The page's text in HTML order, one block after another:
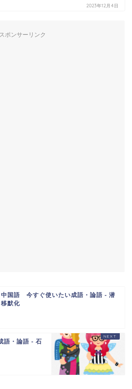
2023年12月4日
スポンサーリンク
中国語 今すぐ使いたい成語・論語 - 潜
移默化
語・論語 - 石